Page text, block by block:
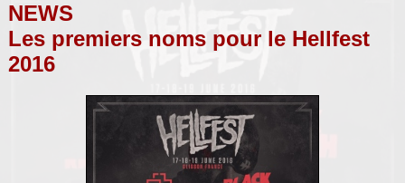
NEWS
Les premiers noms pour le Hellfest
2016